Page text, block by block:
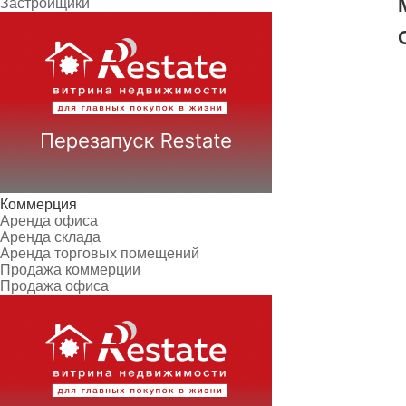
Застройщики
Коммерция
Аренда офиса
Аренда склада
Аренда торговых помещений
Продажа коммерции
Продажа офиса